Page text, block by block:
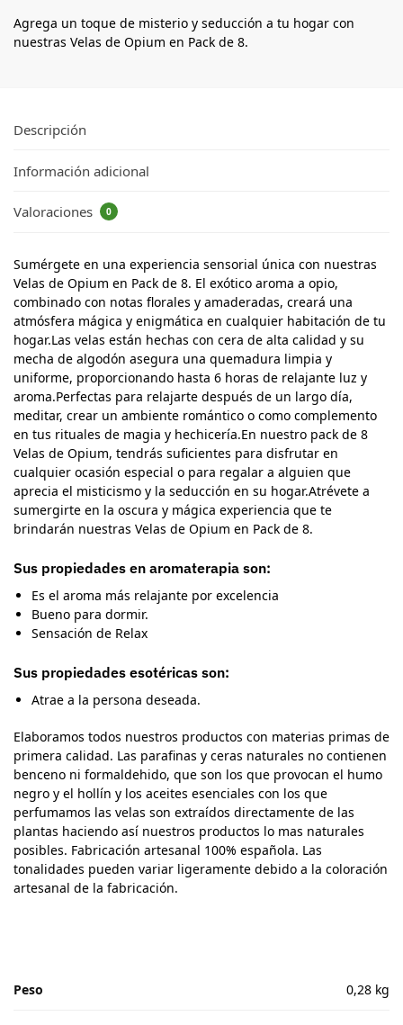
Agrega un toque de misterio y seducción a tu hogar con
nuestras Velas de Opium en Pack de 8.
Descripción
Información adicional
Valoraciones 0
Sumérgete en una experiencia sensorial única con nuestras
Velas de Opium en Pack de 8. El exótico aroma a opio,
combinado con notas florales y amaderadas, creará una
atmósfera mágica y enigmática en cualquier habitación de tu
hogar.Las velas están hechas con cera de alta calidad y su
mecha de algodón asegura una quemadura limpia y
uniforme, proporcionando hasta 6 horas de relajante luz y
aroma.Perfectas para relajarte después de un largo día,
meditar, crear un ambiente romántico o como complemento
en tus rituales de magia y hechicería.En nuestro pack de 8
Velas de Opium, tendrás suficientes para disfrutar en
cualquier ocasión especial o para regalar a alguien que
aprecia el misticismo y la seducción en su hogar.Atrévete a
sumergirte en la oscura y mágica experiencia que te
brindarán nuestras Velas de Opium en Pack de 8.
Sus propiedades en aromaterapia son:
Es el aroma más relajante por excelencia
Bueno para dormir.
Sensación de Relax
Sus propiedades esotéricas son:
Atrae a la persona deseada.
Elaboramos todos nuestros productos con materias primas de
primera calidad. Las parafinas y ceras naturales no contienen
benceno ni formaldehido, que son los que provocan el humo
negro y el hollín y los aceites esenciales con los que
perfumamos las velas son extraídos directamente de las
plantas haciendo así nuestros productos lo mas naturales
posibles. Fabricación artesanal 100% española. Las
tonalidades pueden variar ligeramente debido a la coloración
artesanal de la fabricación.
Peso 0,28 kg